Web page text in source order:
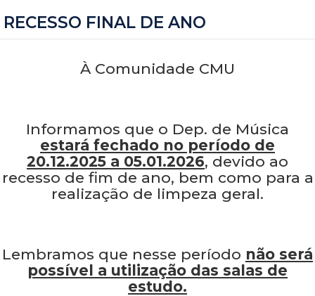
RECESSO FINAL DE ANO
À Comunidade CMU
Informamos que o Dep. de Música
estará fechado no período de
20.12.2025 a 05.01.2026, devido ao
recesso de fim de ano, bem como para a
realização de limpeza geral.
Lembramos que nesse período não será
possível a utilização das salas de
estudo.